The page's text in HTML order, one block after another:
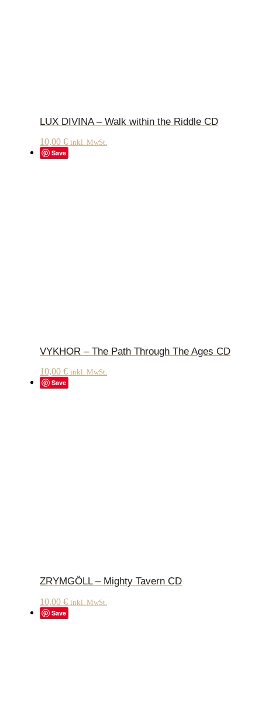
LUX DIVINA – Walk within the Riddle CD
10,00 € inkl. MwSt.
Save
VYKHOR – The Path Through The Ages CD
10,00 € inkl. MwSt.
Save
ZRYMGÖLL – Mighty Tavern CD
10,00 € inkl. MwSt.
Save